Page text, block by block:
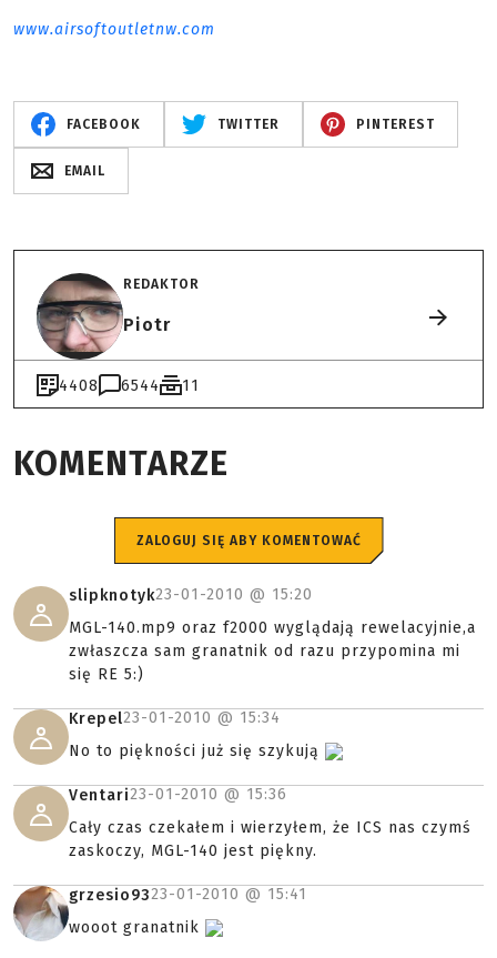
www.airsoftoutletnw.com
FACEBOOK TWITTER PINTEREST
EMAIL
REDAKTOR
Piotr
4408 6544 11
KOMENTARZE
ZALOGUJ SIĘ ABY KOMENTOWAĆ
slipknotyk23-01-2010 @ 15:20
MGL-140.mp9 oraz f2000 wyglądają rewelacyjnie,a
zwłaszcza sam granatnik od razu przypomina mi
się RE 5:)
Krepel23-01-2010 @ 15:34
No to piękności już się szykują
Ventari23-01-2010 @ 15:36
Cały czas czekałem i wierzyłem, że ICS nas czymś
zaskoczy, MGL-140 jest piękny.
grzesio9323-01-2010 @ 15:41
wooot granatnik